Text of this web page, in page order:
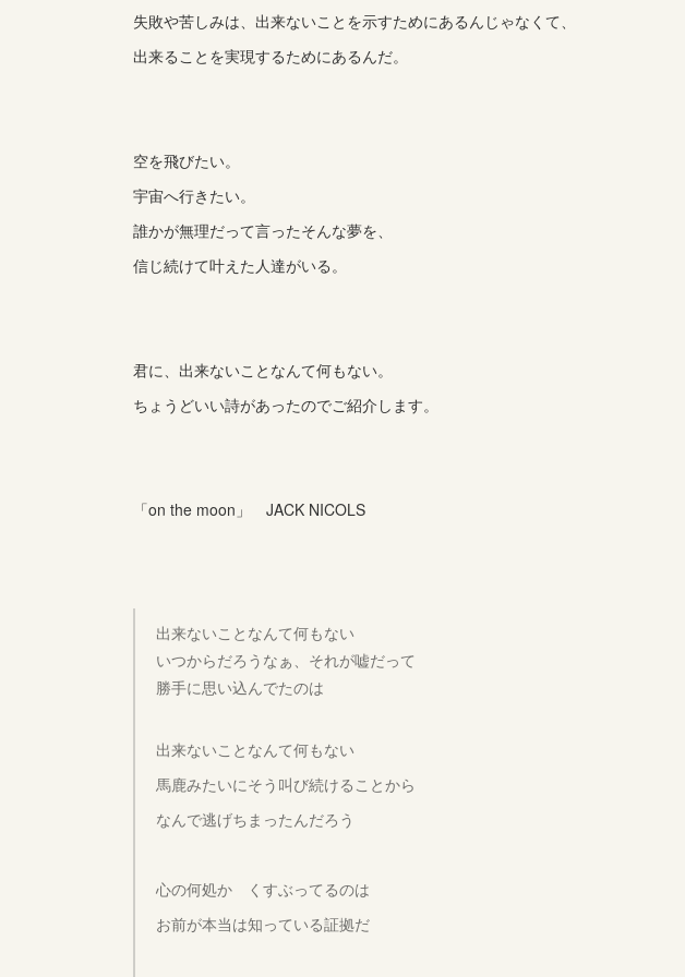
失敗や苦しみは、出来ないことを示すためにあるんじゃなくて、
出来ることを実現するためにあるんだ。
空を飛びたい。
宇宙へ行きたい。
誰かが無理だって言ったそんな夢を、
信じ続けて叶えた人達がいる。
君に、出来ないことなんて何もない。
ちょうどいい詩があったのでご紹介します。
「on the moon」 JACK NICOLS
出来ないことなんて何もない
いつからだろうなぁ、それが嘘だって
勝手に思い込んでたのは
出来ないことなんて何もない
馬鹿みたいにそう叫び続けることから
なんで逃げちまったんだろう
心の何処か くすぶってるのは
お前が本当は知っている証拠だ